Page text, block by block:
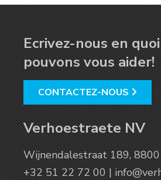
Ecrivez-nous en
pouvons vous aider!
CONTACTEZ-NOUS
Verhoestraete NV
Wijnendalestraat 189,
+32 51 22 72 00 |